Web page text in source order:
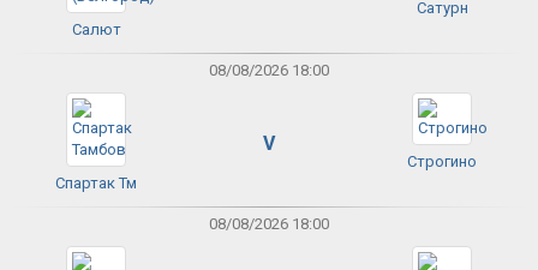
Салют
Сатурн
08/08/2026 18:00
Спартак Тм
V
Строгино
08/08/2026 18:00